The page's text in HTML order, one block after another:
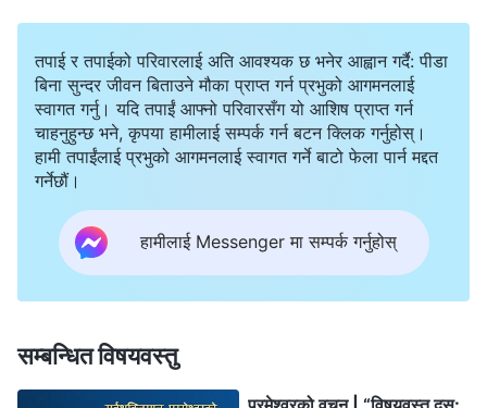
तपाई र तपाईको परिवारलाई अति आवश्यक छ भनेर आह्वान गर्दै: पीडा
बिना सुन्दर जीवन बिताउने मौका प्राप्त गर्न प्रभुको आगमनलाई
स्वागत गर्नु। यदि तपाईं आफ्नो परिवारसँग यो आशिष प्राप्त गर्न
चाहनुहुन्छ भने, कृपया हामीलाई सम्पर्क गर्न बटन क्लिक गर्नुहोस्।
हामी तपाईंलाई प्रभुको आगमनलाई स्वागत गर्ने बाटो फेला पार्न मद्दत
गर्नेछौं।
हामीलाई Messenger मा सम्पर्क गर्नुहोस्
सम्बन्धित विषयवस्तु